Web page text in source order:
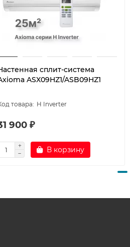
сплит-система
ASX09HZ1/ASB09HZ1
H Inverter
900 ₽
В корзину